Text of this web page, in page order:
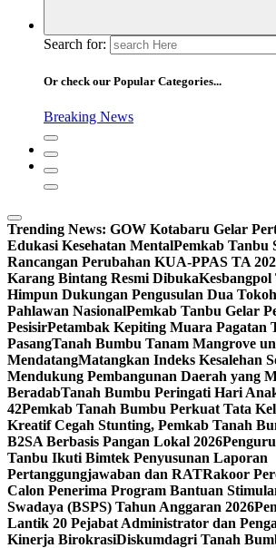
Search for:
Or check our Popular Categories...
Breaking News
Trending News: GOW Kotabaru Gelar
Edukasi Kesehatan MentalPemkab Tanbu
Rancangan Perubahan KUA-PPAS TA
Karang Bintang Resmi Dibuka
Himpun Dukungan Pengusulan Dua
Pahlawan NasionalPemkab Tanbu Gelar
PesisirPetambak Kepiting Muara Pagatan
PasangTanah Bumbu Tanam Mangrove
MendatangMatangkan Indeks Kesalehan
Mendukung Pembangunan Daerah yang
BeradabTanah Bumbu Peringati Hari
42Pemkab Tanah Bumbu Perkuat Tata
Kreatif Cegah Stunting, Pemkab Tanah
B2SA Berbasis Pangan Lokal 2026
Tanbu Ikuti Bimtek Penyusunan Laporan
Pertanggungjawaban dan RATRakoor
Calon Penerima Program Bantuan
Swadaya (BSPS) Tahun Anggaran 2026
Lantik 20 Pejabat Administrator dan
Kinerja BirokrasiDiskumdagri Tanah